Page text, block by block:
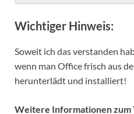
Wichtiger Hinweis:
Soweit ich das verstanden
wenn man Office frisch aus
herunterlädt und installiert!
Weitere Informationen zum